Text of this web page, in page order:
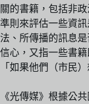
關的書籍，包括非
準則來評估一些資
法、所傳播的訊息
信心，又指一些書
「如果他們（市民
《光傳媒》根據公